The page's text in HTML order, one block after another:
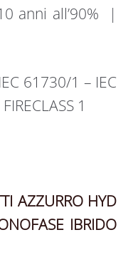
anni all’90% |
61730/1 – IEC
1
AZZURRO HYD
IBRIDO